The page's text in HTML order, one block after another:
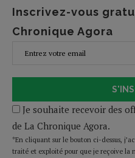
Inscrivez-vous
Chronique Agora
Je souhaite recevoir des
de La Chronique Agora.
*En cliquant sur le bouton ci-dessus,
traité et exploité pour que je reçoive la